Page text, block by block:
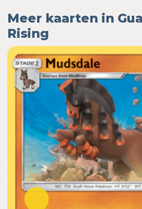
Meer kaarten in
Rising